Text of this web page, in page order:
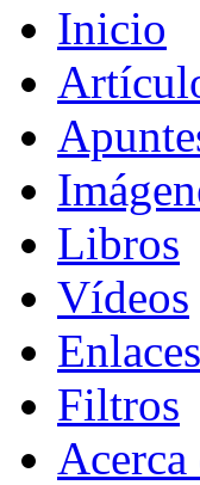
Inicio
Libros
Vídeos
Enlaces
Filtros
Acerca